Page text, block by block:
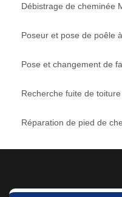
Débistrage de cheminée
Poseur et pose de poêle
Pose et changement de
Recherche fuite de
Réparation de pied de